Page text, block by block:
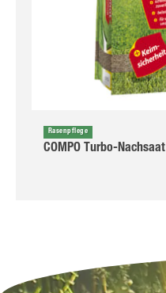
Rasenpflege
COMPO Turbo-Nachsaat